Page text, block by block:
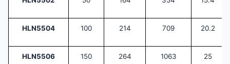
HLN5504 100 214 709 20.2
HLN5506 150 264 1063 25